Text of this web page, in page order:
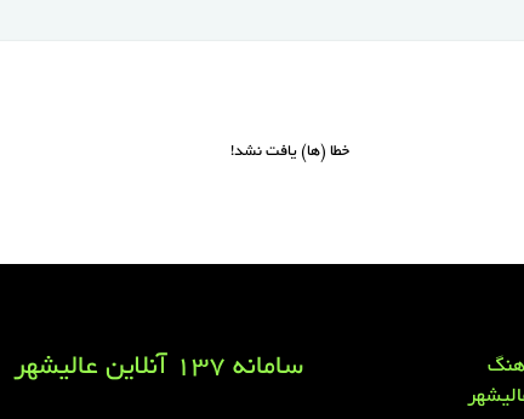
خطا (ها) یافت نشد!
سامانه 137 آنلاین عالیشهر